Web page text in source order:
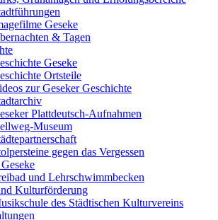
Geseke
& Tagen
Geseke
Ortsteile
zur Geseker Geschichte
Plattdeutsch-Aufnahmen
Museum
gegen das Vergessen
und Lehrschwimmbecken
Kulturförderung
des Städtischen Kulturvereins